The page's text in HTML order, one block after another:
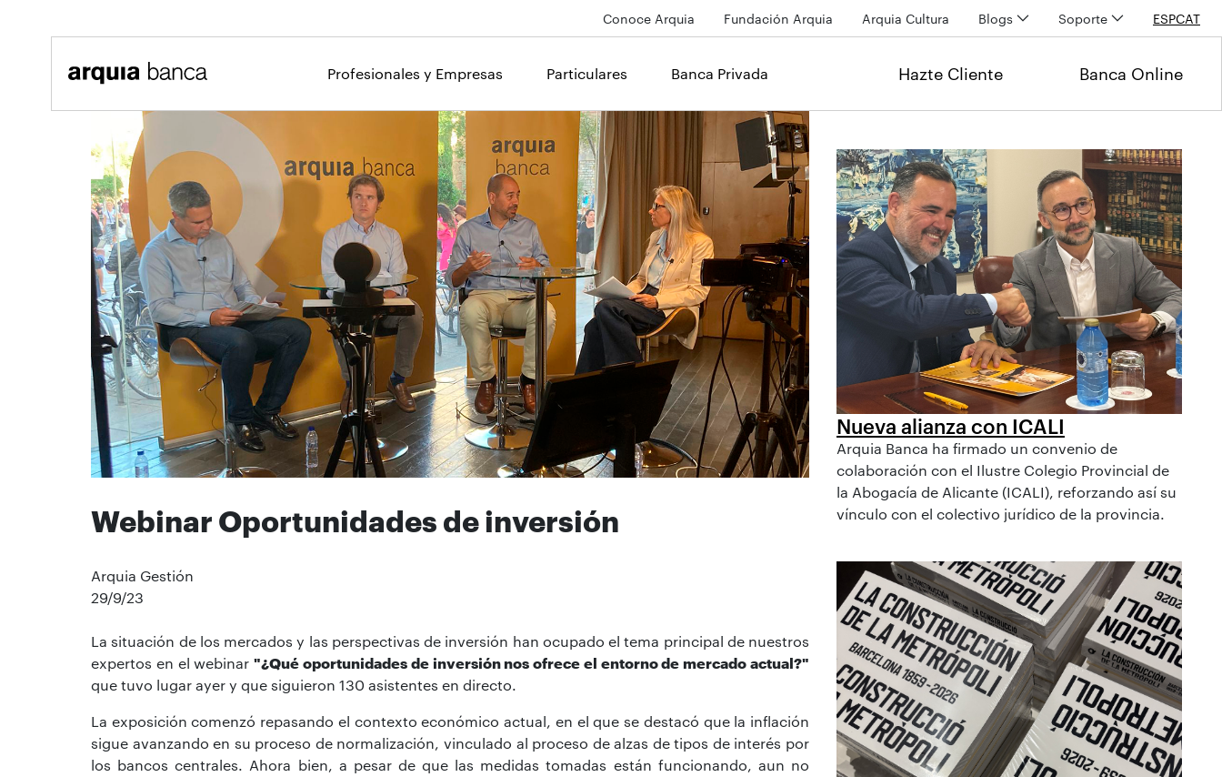
Conoce Arquia Fundación Arquia Arquia Cultura Blogs Soporte ESPCAT
Profesionales y Empresas Particulares Banca Privada Hazte Cliente Banca Online
Webinar Oportunidades de inversión
Arquia Gestión
29/9/23
La situación de los mercados y las perspectivas de inversión han ocupado el tema principal de nuestros
expertos en el webinar "¿Qué oportunidades de inversión nos ofrece el entorno de mercado actual?"
que tuvo lugar ayer y que siguieron 130 asistentes en directo.
La exposición comenzó repasando el contexto económico actual, en el que se destacó que la inflación
sigue avanzando en su proceso de normalización, vinculado al proceso de alzas de tipos de interés por
los bancos centrales. Ahora bien, a pesar de que las medidas tomadas están funcionando, aun no
Nueva alianza con ICALI
Arquia Banca ha firmado un convenio de
colaboración con el Ilustre Colegio Provincial de
la Abogacía de Alicante (ICALI), reforzando así su
vínculo con el colectivo jurídico de la provincia.